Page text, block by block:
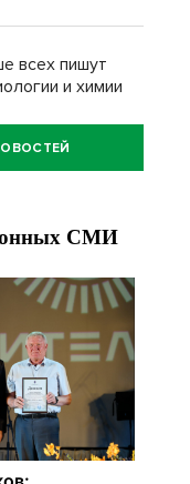
всех пишут
и химии